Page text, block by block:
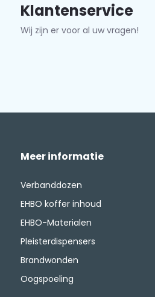
Klantenservice
Wij zijn er voor al uw vragen!
Meer informatie
Verbanddozen
EHBO koffer inhoud
EHBO-Materialen
Pleisterdispensers
Brandwonden
Oogspoeling